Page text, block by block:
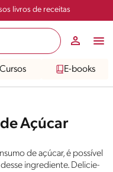
livros de receitas
E-books
Açúcar
de açúcar, é possível
ingrediente. Delicie-